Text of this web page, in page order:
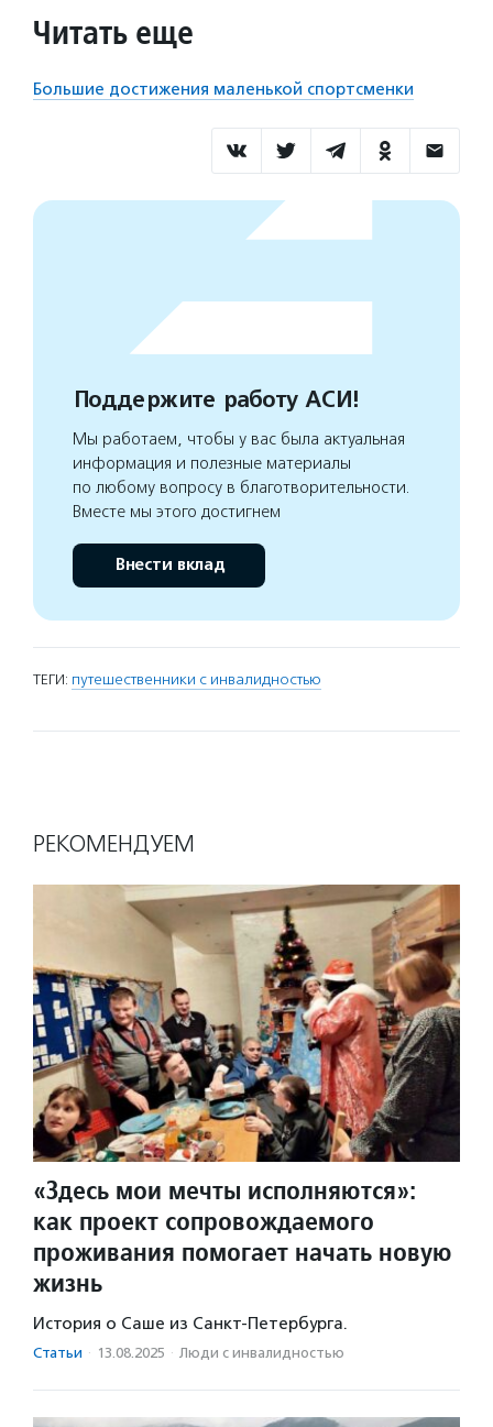
Читать еще
Большие достижения маленькой спортсменки
Поддержите работу АСИ!
Мы работаем, чтобы у вас была актуальная
информация и полезные материалы
по любому вопросу в благотворительности.
Вместе мы этого достигнем
Внести вклад
ТЕГИ: путешественники с инвалидностью
РЕКОМЕНДУЕМ
«Здесь мои мечты исполняются»:
как проект сопровождаемого
проживания помогает начать новую
жизнь
История о Саше из Санкт-Петербурга.
Статьи · 13.08.2025 · Люди с инвалидностью